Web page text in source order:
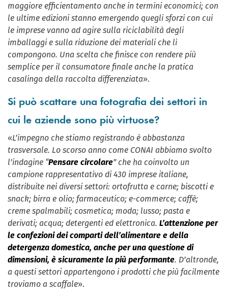
maggiore efficientamento anche in termini economici; con
le ultime edizioni stanno emergendo quegli sforzi con cui
le imprese vanno ad agire sulla riciclabilità degli
imballaggi e sulla riduzione dei materiali che li
compongono. Una scelta che finisce con rendere più
semplice per il consumatore finale anche la pratica
casalinga della raccolta differenziata».
Si può scattare una fotografia dei settori in
cui le aziende sono più virtuose?
«L’impegno che stiamo registrando è abbastanza
trasversale. Lo scorso anno come CONAI abbiamo svolto
l’indagine “Pensare circolare” che ha coinvolto un
campione rappresentativo di 430 imprese italiane,
distribuite nei diversi settori: ortofrutta e carne; biscotti e
snack; birra e olio; farmaceutico; e-commerce; caffè;
creme spalmabili; cosmetica; moda; lusso; pasta e
derivati; acqua; detergenti ed elettronica. L’attenzione per
le confezioni dei comparti dell’alimentare e della
detergenza domestica, anche per una questione di
dimensioni, è sicuramente la più performante. D’altronde,
a questi settori appartengono i prodotti che più facilmente
troviamo a scaffale».